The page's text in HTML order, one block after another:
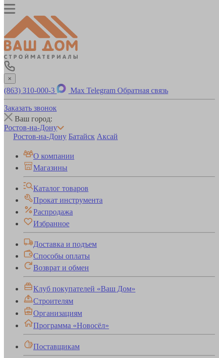
×
(863) 310-000-3 Max Telegram Обратная связь
Заказать звонок
Ваш город:
Ростов-на-Дону
Ростов-на-Дону Батайск Аксай
О компании
Магазины
Каталог товаров
Прокат инструмента
Распродажа
Избранное
Доставка и подъем
Способы оплаты
Возврат и обмен
Клуб покупателей «Ваш Дом»
Строителям
Организациям
Программа «Новосёл»
Поставщикам